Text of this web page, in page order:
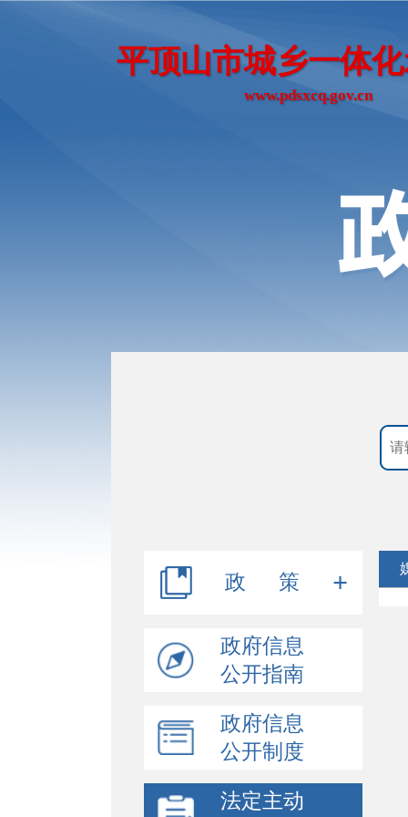
平顶山市城乡一体
www.pdsxcq.gov.cn
政 策
行政规范性文件
其他文件
政府信息
公开指南
政府信息
公开制度
法定主动